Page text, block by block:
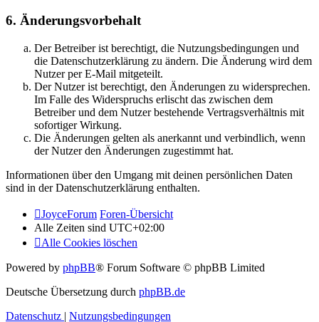
6. Änderungsvorbehalt
Der Betreiber ist berechtigt, die Nutzungsbedingungen und
die Datenschutzerklärung zu ändern. Die Änderung wird dem
Nutzer per E-Mail mitgeteilt.
Der Nutzer ist berechtigt, den Änderungen zu widersprechen.
Im Falle des Widerspruchs erlischt das zwischen dem
Betreiber und dem Nutzer bestehende Vertragsverhältnis mit
sofortiger Wirkung.
Die Änderungen gelten als anerkannt und verbindlich, wenn
der Nutzer den Änderungen zugestimmt hat.
Informationen über den Umgang mit deinen persönlichen Daten
sind in der Datenschutzerklärung enthalten.
JoyceForum Foren-Übersicht
Alle Zeiten sind UTC+02:00
Alle Cookies löschen
Powered by phpBB® Forum Software © phpBB Limited
Deutsche Übersetzung durch phpBB.de
Datenschutz | Nutzungsbedingungen